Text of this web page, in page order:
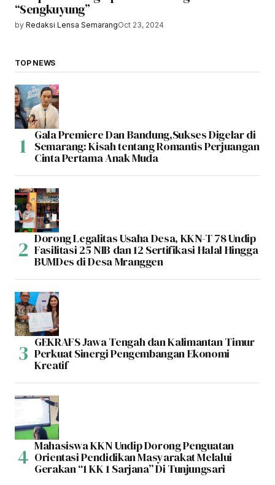
“Sengkuyung”
by Redaksi Lensa SemarangOct 23, 2024
TOP NEWS
Gala Premiere Dan Bandung,Sukses Digelar di
Semarang: Kisah tentang Romantis Perjuangan
Cinta Pertama Anak Muda
Dorong Legalitas Usaha Desa, KKN-T 78 Undip
Fasilitasi 25 NIB dan 12 Sertifikasi Halal Hingga
BUMDes di Desa Mranggen
GEKRAFS Jawa Tengah dan Kalimantan Timur
Perkuat Sinergi Pengembangan Ekonomi
Kreatif
Mahasiswa KKN Undip Dorong Penguatan
Orientasi Pendidikan Masyarakat Melalui
Gerakan “1 KK 1 Sarjana” Di Tunjungsari